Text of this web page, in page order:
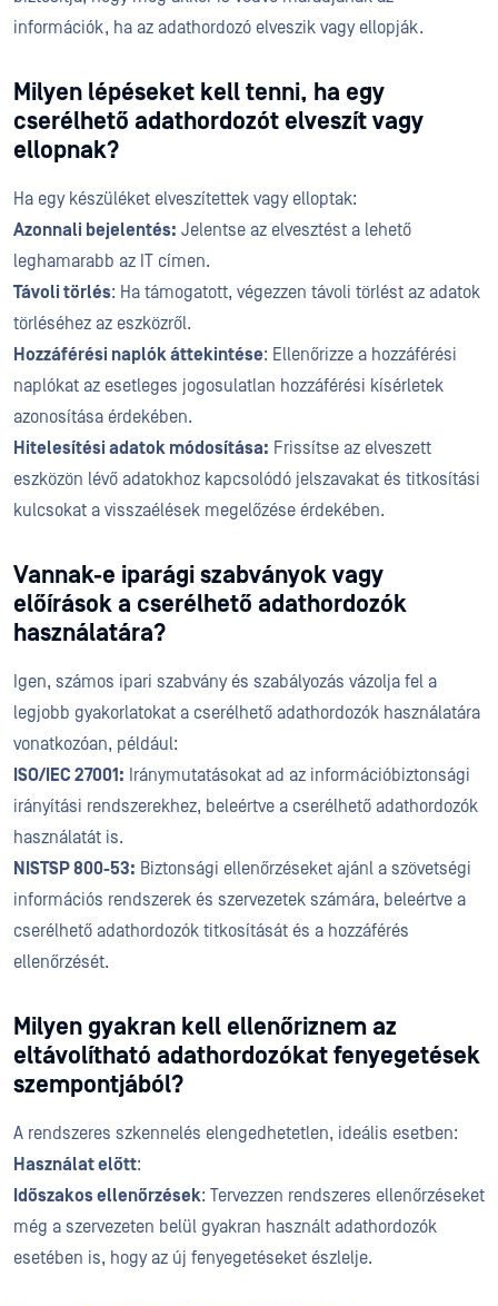
információk, ha az adathordozó elveszik vagy ellopják.
Milyen lépéseket kell tenni, ha egy
cserélhető adathordozót elveszít vagy
ellopnak?
Ha egy készüléket elveszítettek vagy elloptak:
Azonnali bejelentés: Jelentse az elvesztést a lehető
leghamarabb az IT címen.
Távoli törlés: Ha támogatott, végezzen távoli törlést az adatok
törléséhez az eszközről.
Hozzáférési naplók áttekintése: Ellenőrizze a hozzáférési
naplókat az esetleges jogosulatlan hozzáférési kísérletek
azonosítása érdekében.
Hitelesítési adatok módosítása: Frissítse az elveszett
eszközön lévő adatokhoz kapcsolódó jelszavakat és titkosítási
kulcsokat a visszaélések megelőzése érdekében.
Vannak-e iparági szabványok vagy
előírások a cserélhető adathordozók
használatára?
Igen, számos ipari szabvány és szabályozás vázolja fel a
legjobb gyakorlatokat a cserélhető adathordozók használatára
vonatkozóan, például:
ISO/IEC 27001: Iránymutatásokat ad az információbiztonsági
irányítási rendszerekhez, beleértve a cserélhető adathordozók
használatát is.
NISTSP 800-53: Biztonsági ellenőrzéseket ajánl a szövetségi
információs rendszerek és szervezetek számára, beleértve a
cserélhető adathordozók titkosítását és a hozzáférés
ellenőrzését.
Milyen gyakran kell ellenőriznem az
eltávolítható adathordozókat fenyegetések
szempontjából?
A rendszeres szkennelés elengedhetetlen, ideális esetben:
Használat előtt:
Időszakos ellenőrzések: Tervezzen rendszeres ellenőrzéseket
még a szervezeten belül gyakran használt adathordozók
esetében is, hogy az új fenyegetéseket észlelje.